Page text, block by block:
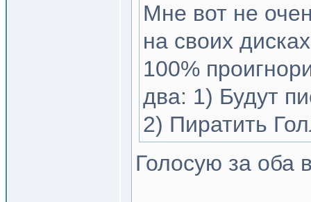
Мне вот не
на своих
100%
два: 1) Будут
2) Пиратить
Голосую за оба